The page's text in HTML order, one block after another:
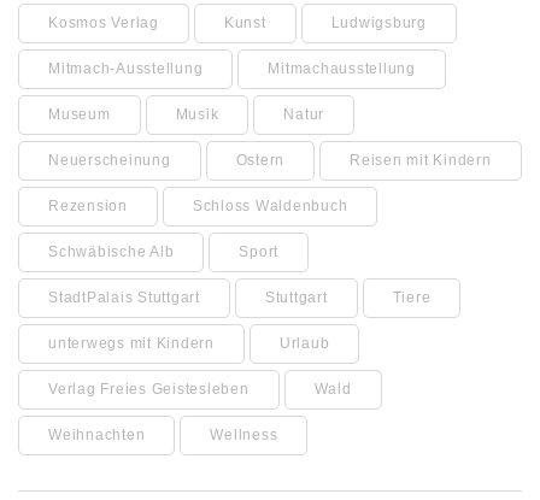
Kosmos Verlag Kunst Ludwigsburg
Mitmach-Ausstellung Mitmachausstellung
Museum Musik Natur
Neuerscheinung Ostern Reisen mit Kindern
Rezension Schloss Waldenbuch
Schwäbische Alb Sport
StadtPalais Stuttgart Stuttgart Tiere
unterwegs mit Kindern Urlaub
Verlag Freies Geistesleben Wald
Weihnachten Wellness